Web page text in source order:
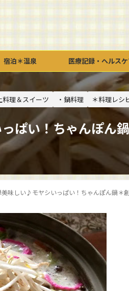
宿泊＊温泉 医療記録・ヘルス
料理＆スイーツ ・鍋料理 ＊料理レシ
ぱい！ちゃんぽん
美味しい♪モヤシいっぱい！ちゃんぽん鍋＊